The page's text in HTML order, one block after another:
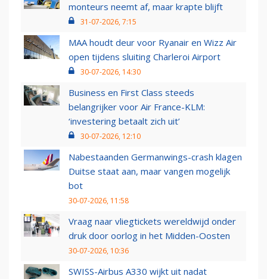
monteurs neemt af, maar krapte blijft
31-07-2026, 7:15
MAA houdt deur voor Ryanair en Wizz Air
open tijdens sluiting Charleroi Airport
30-07-2026, 14:30
Business en First Class steeds
belangrijker voor Air France-KLM:
‘investering betaalt zich uit’
30-07-2026, 12:10
Nabestaanden Germanwings-crash klagen
Duitse staat aan, maar vangen mogelijk
bot
30-07-2026, 11:58
Vraag naar vliegtickets wereldwijd onder
druk door oorlog in het Midden-Oosten
30-07-2026, 10:36
SWISS-Airbus A330 wijkt uit nadat